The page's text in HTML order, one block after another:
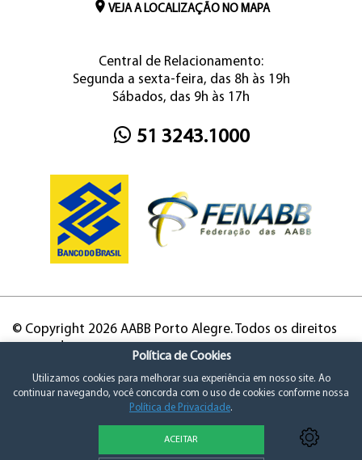
VEJA A LOCALIZAÇÃO NO MAPA
Central de Relacionamento:
Segunda a sexta-feira, das 8h às 19h
Sábados, das 9h às 17h
51 3243.1000
© Copyright 2026 AABB Porto Alegre. Todos os direitos
Política de Cookies
Utilizamos cookies para melhorar sua experiência em nosso site. Ao
continuar navegando, você concorda com o uso de cookies conforme nossa
Política de Privacidade.
ACEITAR